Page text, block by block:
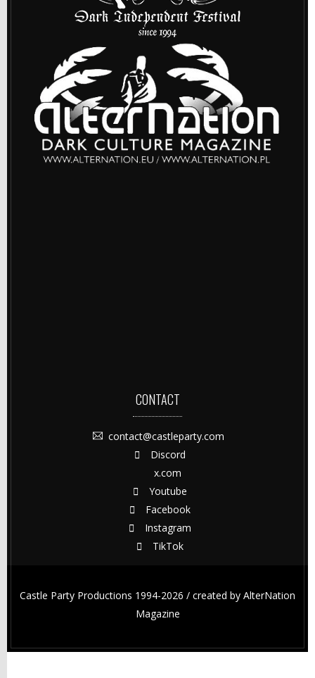
CONTACT
contact@castleparty.com
Discord
x.com
Youtube
Facebook
Instagram
TikTok
Castle Party Productions 1994-2026 / created by AlterNation
Magazine